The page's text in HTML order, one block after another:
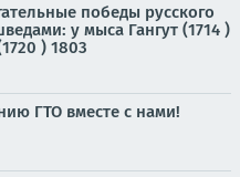
победы русского
у мыса Гангут (1714 )
) 1803
ГТО вместе с нами!